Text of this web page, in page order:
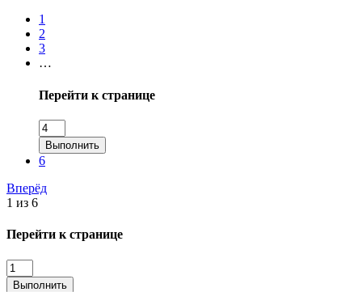
1
2
3
…
Перейти к странице
Выполнить
6
Вперёд
1 из 6
Перейти к странице
Выполнить